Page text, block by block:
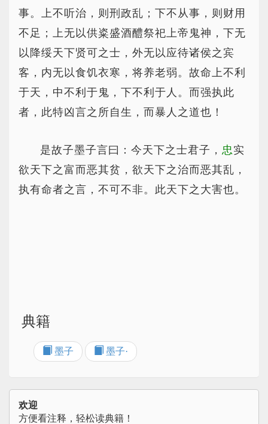
事。上不听治，则刑政乱；下不从事，则财用
不足；上无以供粢盛酒醴祭祀上帝鬼神，下无
以降绥天下贤可之士，外无以应待诸侯之宾
客，内无以食饥衣寒，将养老弱。故命上不利
于天，中不利于鬼，下不利于人。而强执此
者，此特凶言之所自生，而暴人之道也！
是故子墨子言曰：今天下之士君子， 忠实
欲天下之富而恶其贫，欲天下之治而恶其乱，
执有命者之言，不可不非。此天下之大害也。
典籍
墨子 墨子·
欢迎
方便看注释，轻松读典籍！